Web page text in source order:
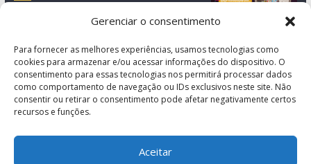
Gerenciar o consentimento
Para fornecer as melhores experiências, usamos tecnologias como
cookies para armazenar e/ou acessar informações do dispositivo. O
consentimento para essas tecnologias nos permitirá processar dados
como comportamento de navegação ou IDs exclusivos neste site. Não
consentir ou retirar o consentimento pode afetar negativamente certos
recursos e funções.
Aceitar
Manchete